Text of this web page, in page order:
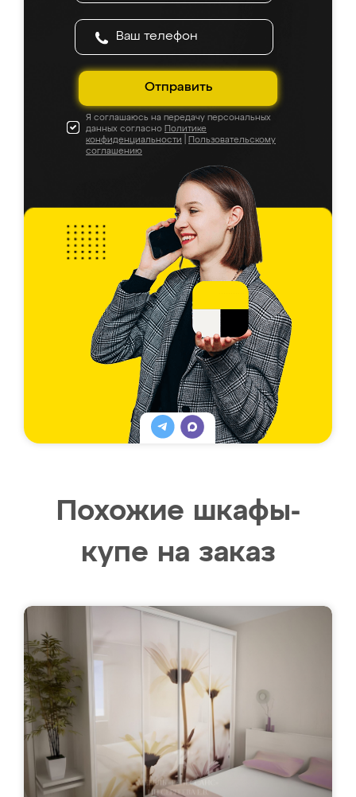
Отправить
Я соглашаюсь на передачу персональных
данных согласно Политике
конфиденциальности
Пользовательскому
соглашению
Похожие шкафы-
купе на заказ